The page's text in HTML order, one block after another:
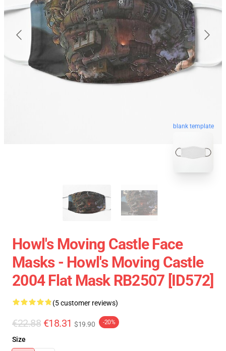
blank template
Howl's Moving Castle Face
Masks - Howl's Moving Castle
2004 Flat Mask RB2507 [ID572]
(5 customer reviews)
€22.88 €18.31 $19.90 -20%
Size